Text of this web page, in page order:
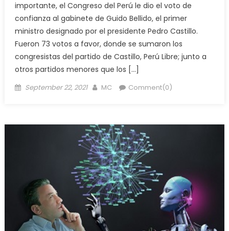
importante, el Congreso del Perú le dio el voto de
confianza al gabinete de Guido Bellido, el primer
ministro designado por el presidente Pedro Castillo.
Fueron 73 votos a favor, donde se sumaron los
congresistas del partido de Castillo, Perú Libre; junto a
otros partidos menores que los […]
Posted
September 22, 2021 Author
MC Comment(0)